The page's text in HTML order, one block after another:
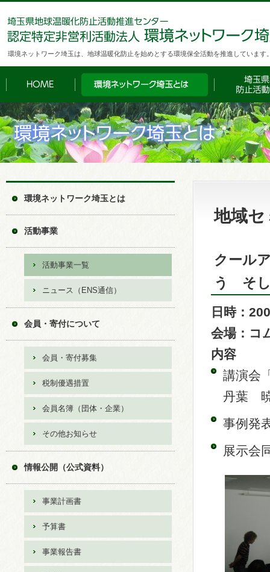
環境ネットワーク埼玉は、地球温暖化防止を始めとする環境保全活動を推進しています
地域セ
クール
う そし
日時：
会場：コ
内容
講演会
丹葉 暁
事例発
展示会
環境ネットワーク埼玉とは
活動事業
活動事業一覧
ニュース（ENS通信）
会員・寄付について
会員・寄付募集
税制優遇措置
会員名簿（団体・企業）
その他お知らせ
情報公開（公式資料）
事業計画書
予算書
事業報告書